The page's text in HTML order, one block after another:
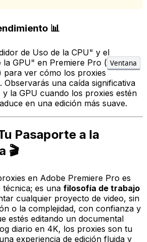
📊
de Uso de la CPU" y el
la GPU" en Premiere Pro ( Ventana
para ver cómo los proxies
Observarás una caída significativa
y la GPU cuando los proxies estén
en una edición más suave.
Pasaporte a la
🎬
en Adobe Premiere Pro es
técnica; es una filosofía de trabajo
cualquier proyecto de video, sin
o la complejidad, con confianza y
estés editando un documental
diario en 4K, los proxies son tu
experiencia de edición fluida y